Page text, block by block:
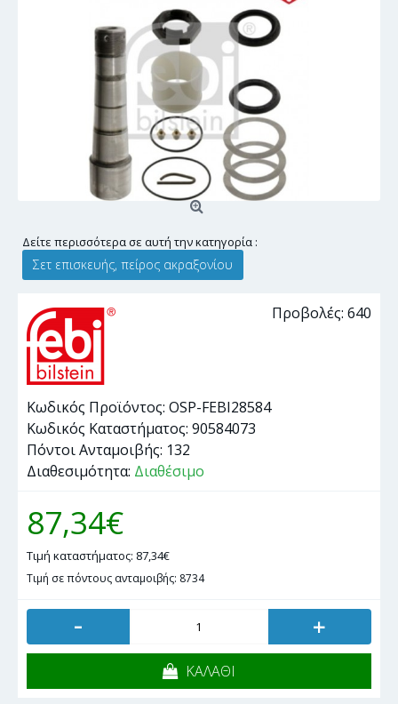
Δείτε περισσότερα σε αυτή την κατηγορία :
Σετ επισκευής, πείρος ακραξονίου
Προβολές: 640
Κωδικός Προϊόντος: OSP-FEBI28584
Κωδικός Καταστήματος: 90584073
Πόντοι Ανταμοιβής: 132
Διαθεσιμότητα: Διαθέσιμο
87,34€
Τιμή καταστήματος: 87,34€
Τιμή σε πόντους ανταμοιβής: 8734
- +
ΚΑΛΑΘΙ